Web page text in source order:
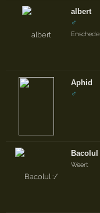
albert
♂
Enschede
Aphid
♂
Bacolul
Weert